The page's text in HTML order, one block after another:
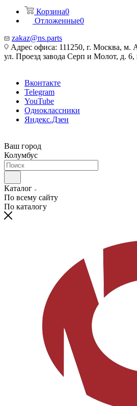
Корзина0
Отложенные0
zakaz@ns.parts
Адрес офиса: 111250, г. Москва,
ул. Проезд завода Серп и Молот, д. 6,
Вконтакте
Telegram
YouTube
Одноклассники
Яндекс.Дзен
Ваш город
Колумбус
Каталог
По всему сайту
По каталогу